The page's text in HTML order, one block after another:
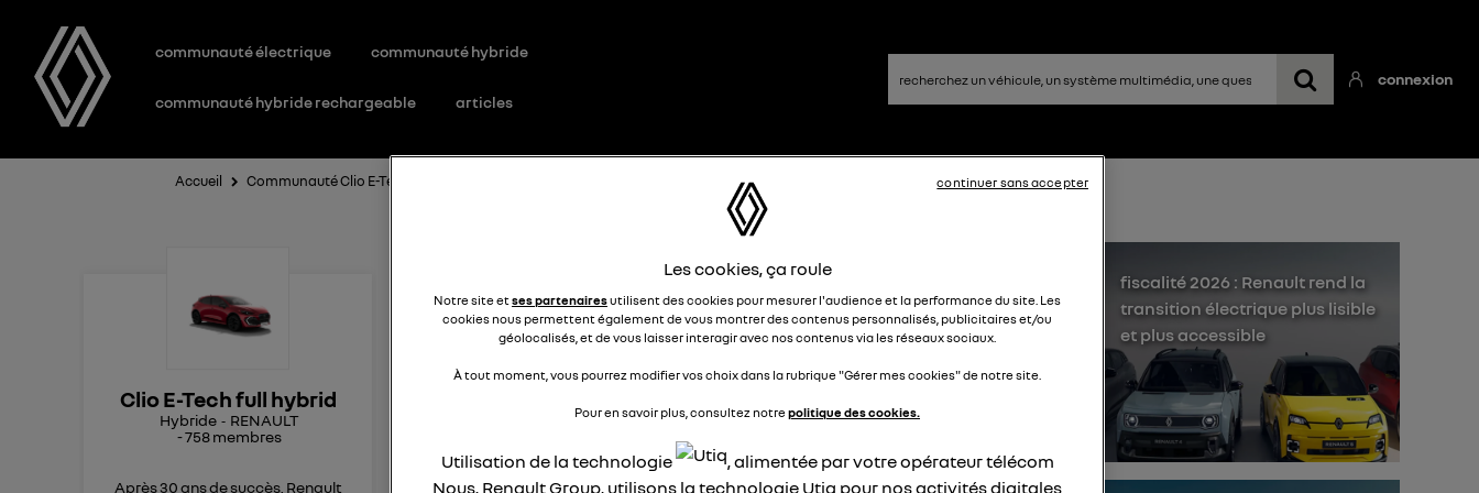
communauté électrique communauté hybride
communauté hybride rechargeable articles
connexion
Accueil Communauté Clio E-Tech full hybrid
Clio E-Tech full hybrid
Hybride
RENAULT
-758membres
Après 30 ans de succès, Renault
Clio 6 moteur thermique bruyant
pihan
Le19 mars 2026à20:08
Bonjour
autant de bruit quand il ce mais en marche..
Merci pour votre réponse.
fiscalité 2026 : Renault rend la
transition électrique plus lisible
et plus accessible
Les cookies, ça roule
Notre site etses partenairesutilisent des cookies pour mesurer l'audience et la performance du site. Les
cookies nous permettent également de vous montrer des contenus personnalisés, publicitaires et/ou
géolocalisés, et de vous laisser interagir avec nos contenus via les réseaux sociaux.
À tout moment, vous pourrez modifier vos choix dans la rubrique "Gérer mes cookies" de notre site.
Pour en savoir plus, consultez notrepolitique des cookies.
Utilisation de la technologie
, alimentée par votre opérateur télécom
Nous, Renault Group, utilisons la technologie Utiq pour nos activités digitales
continuer sans accepter